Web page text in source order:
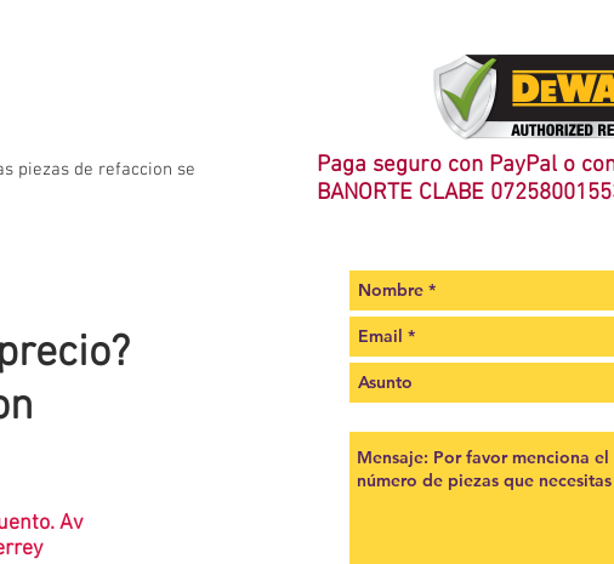
piezas de refaccion se
Paga seguro con PayPal o
BANORTE CLABE
Av